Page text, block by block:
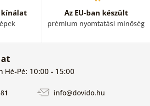
kínálat Az EU-ban készült
prémium nyomtatási minőség
Hé-Pé: 10:00 - 15:00
info@dovido.hu